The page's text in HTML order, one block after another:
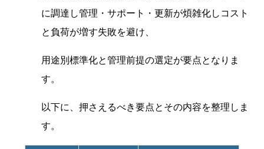
に調達し管理・サポート・更新が煩雑化しコスト
と負荷が増す失敗を避け、
用途別標準化と管理前提の選定が要点となりま
す。
以下に、押さえるべき要点とその内容を整理しま
す。